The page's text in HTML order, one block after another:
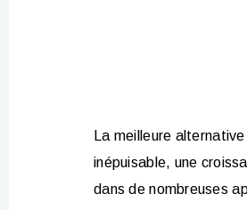
La meilleure
inépuisable, une
dans de nombreuses